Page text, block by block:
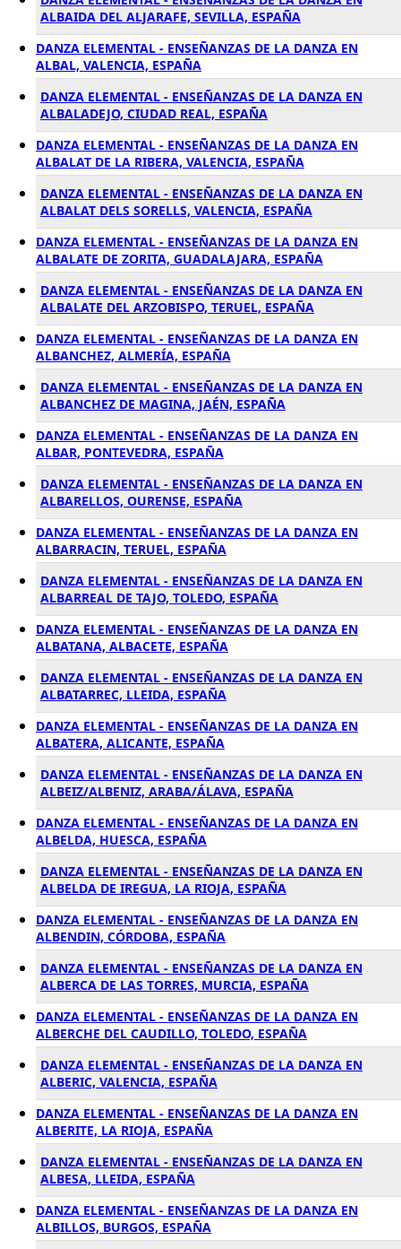
ALBAIDA DEL ALJARAFE, SEVILLA, ESPAÑA
DANZA ELEMENTAL - ENSEÑANZAS DE LA DANZA EN
ALBAL, VALENCIA, ESPAÑA
DANZA ELEMENTAL - ENSEÑANZAS DE LA DANZA EN
ALBALADEJO, CIUDAD REAL, ESPAÑA
DANZA ELEMENTAL - ENSEÑANZAS DE LA DANZA EN
ALBALAT DE LA RIBERA, VALENCIA, ESPAÑA
DANZA ELEMENTAL - ENSEÑANZAS DE LA DANZA EN
ALBALAT DELS SORELLS, VALENCIA, ESPAÑA
DANZA ELEMENTAL - ENSEÑANZAS DE LA DANZA EN
ALBALATE DE ZORITA, GUADALAJARA, ESPAÑA
DANZA ELEMENTAL - ENSEÑANZAS DE LA DANZA EN
ALBALATE DEL ARZOBISPO, TERUEL, ESPAÑA
DANZA ELEMENTAL - ENSEÑANZAS DE LA DANZA EN
ALBANCHEZ, ALMERÍA, ESPAÑA
DANZA ELEMENTAL - ENSEÑANZAS DE LA DANZA EN
ALBANCHEZ DE MAGINA, JAÉN, ESPAÑA
DANZA ELEMENTAL - ENSEÑANZAS DE LA DANZA EN
ALBAR, PONTEVEDRA, ESPAÑA
DANZA ELEMENTAL - ENSEÑANZAS DE LA DANZA EN
ALBARELLOS, OURENSE, ESPAÑA
DANZA ELEMENTAL - ENSEÑANZAS DE LA DANZA EN
ALBARRACIN, TERUEL, ESPAÑA
DANZA ELEMENTAL - ENSEÑANZAS DE LA DANZA EN
ALBARREAL DE TAJO, TOLEDO, ESPAÑA
DANZA ELEMENTAL - ENSEÑANZAS DE LA DANZA EN
ALBATANA, ALBACETE, ESPAÑA
DANZA ELEMENTAL - ENSEÑANZAS DE LA DANZA EN
ALBATARREC, LLEIDA, ESPAÑA
DANZA ELEMENTAL - ENSEÑANZAS DE LA DANZA EN
ALBATERA, ALICANTE, ESPAÑA
DANZA ELEMENTAL - ENSEÑANZAS DE LA DANZA EN
ALBEIZ/ALBENIZ, ARABA/ÁLAVA, ESPAÑA
DANZA ELEMENTAL - ENSEÑANZAS DE LA DANZA EN
ALBELDA, HUESCA, ESPAÑA
DANZA ELEMENTAL - ENSEÑANZAS DE LA DANZA EN
ALBELDA DE IREGUA, LA RIOJA, ESPAÑA
DANZA ELEMENTAL - ENSEÑANZAS DE LA DANZA EN
ALBENDIN, CÓRDOBA, ESPAÑA
DANZA ELEMENTAL - ENSEÑANZAS DE LA DANZA EN
ALBERCA DE LAS TORRES, MURCIA, ESPAÑA
DANZA ELEMENTAL - ENSEÑANZAS DE LA DANZA EN
ALBERCHE DEL CAUDILLO, TOLEDO, ESPAÑA
DANZA ELEMENTAL - ENSEÑANZAS DE LA DANZA EN
ALBERIC, VALENCIA, ESPAÑA
DANZA ELEMENTAL - ENSEÑANZAS DE LA DANZA EN
ALBERITE, LA RIOJA, ESPAÑA
DANZA ELEMENTAL - ENSEÑANZAS DE LA DANZA EN
ALBESA, LLEIDA, ESPAÑA
DANZA ELEMENTAL - ENSEÑANZAS DE LA DANZA EN
ALBILLOS, BURGOS, ESPAÑA